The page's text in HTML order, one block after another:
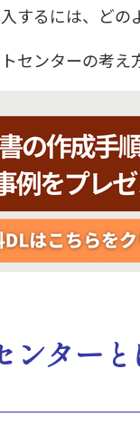
するには、どの
センターの考え
ンター